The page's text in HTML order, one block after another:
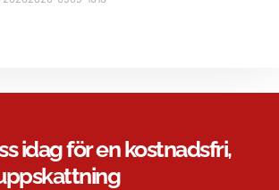
idag för en kostnadsfri,